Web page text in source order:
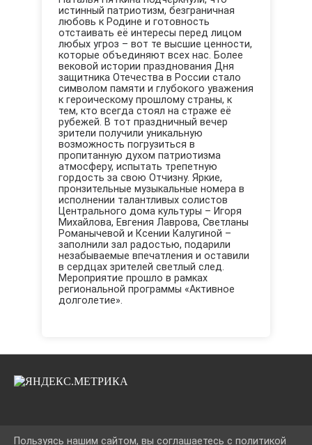
истинный патриотизм, безграничная
любовь к Родине и готовность
отстаивать её интересы перед лицом
любых угроз – вот те высшие ценности,
которые объединяют всех нас. Более
вековой истории празднования Дня
защитника Отечества в России стало
символом памяти и глубокого уважения
к героическому прошлому страны, к
тем, кто всегда стоял на страже её
рубежей. В тот праздничный вечер
зрители получили уникальную
возможность погрузиться в
пропитанную духом патриотизма
атмосферу, испытать трепетную
гордость за свою Отчизну. Яркие,
пронзительные музыкальные номера в
исполнении талантливых солистов
Центрального дома культуры – Игоря
Михайлова, Евгения Лаврова, Светланы
Романычевой и Ксении Калугиной –
заполнили зал радостью, подарили
незабываемые впечатления и оставили
в сердцах зрителей светлый след.
Мероприятие прошло в рамках
региональной программы «Активное
долголетие».
Пользуясь нашим сайтом, вы соглашаетесь с политикой